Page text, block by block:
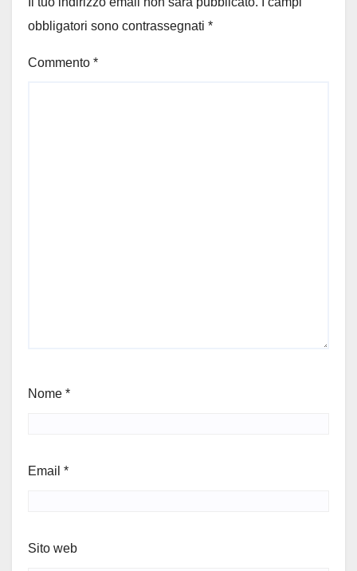
obbligatori sono contrassegnati *
Commento *
Nome *
Email *
Sito web